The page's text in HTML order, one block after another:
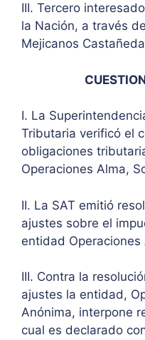
III. Tercero
la Nación, a través
Mejicanos
I. La
Tributaria verificó el
obligaciones
Operaciones Alma,
II. La SAT emitió
ajustes sobre el
entidad
III. Contra la
ajustes la entidad,
Anónima, interpone
cual es declarado